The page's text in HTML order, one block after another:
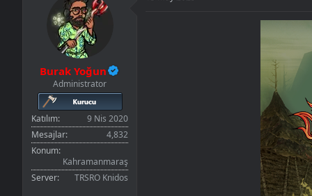
Burak Yoğun
Administrator
Katılım
9 Nis 2020
Mesajlar
4,832
Konum
Kahramanmaraş
Server
TRSRO Knidos